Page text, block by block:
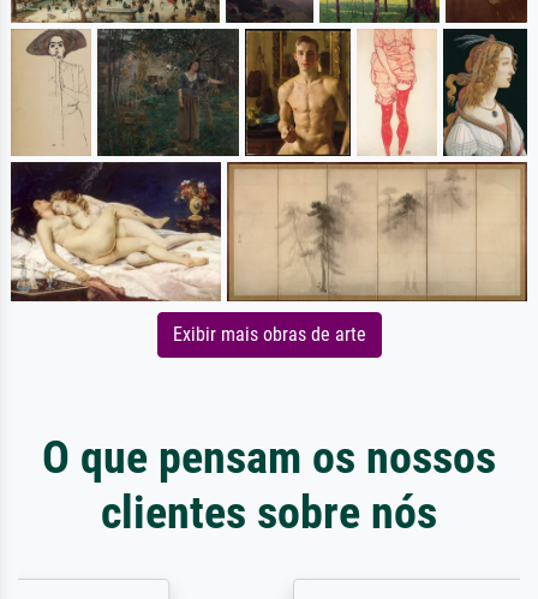
Exibir mais obras de arte
O que pensam os nossos
clientes sobre nós